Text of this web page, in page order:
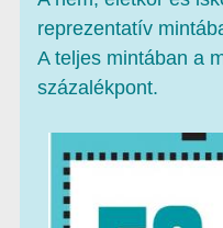
reprezentatív
A teljes mintában a
százalékpont.